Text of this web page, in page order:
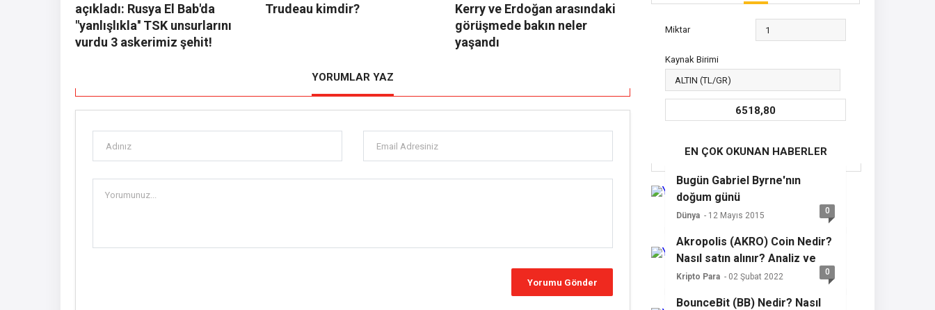
açıkladı: Rusya El Bab'da
"yanlışlıkla'' TSK unsurlarını
vurdu 3 askerimiz şehit!
Trudeau kimdir?
Kerry ve Erdoğan arasındaki
görüşmede bakın neler
yaşandı
YORUMLAR YAZ
Miktar
Kaynak Birimi
6518,80
EN ÇOK OKUNAN HABERLER
Bugün Gabriel Byrne'nın
doğum günü
Dünya - 12 Mayıs 2015 0
Akropolis (AKRO) Coin Nedir?
Nasıl satın alınır? Analiz ve
yorum
Kripto Para - 02 Şubat 2022 0
BounceBit (BB) Nedir? Nasıl